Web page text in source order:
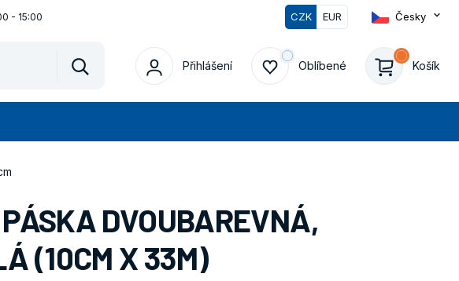
CZK EUR Česky
Vyhledat
Přihlášení Oblíbené Košík
0
- 15:00
DVOUBAREVNÁ,
(10CM X 33M)